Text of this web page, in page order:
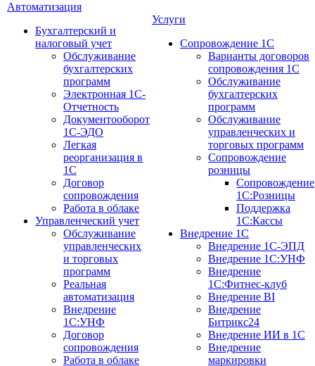
Автоматизация
Бухгалтерский и
налоговый учет
Обслуживание
бухгалтерских
программ
Электронная 1С-
Отчетность
Документооборот
1С-ЭДО
Легкая
реорганизация в
1С
Договор
сопровождения
Работа в облаке
Управленческий учет
Обслуживание
управленческих
и торговых
программ
Реальная
автоматизация
Внедрение
1С:УНФ
Договор
сопровождения
Работа в облаке
Услуги
Сопровождение 1С
Варианты договоров
сопровождения 1С
Обслуживание
бухгалтерских
программ
Обслуживание
управленческих и
торговых программ
Сопровождение
розницы
Сопровождение
1С:Розницы
Поддержка
1С:Кассы
Внедрение 1С
Внедрение 1С-ЭПД
Внедрение 1С:УНФ
Внедрение
1С:Фитнес-клуб
Внедрение BI
Внедрение
Битрикс24
Внедрение ИИ в 1С
Внедрение
маркировки